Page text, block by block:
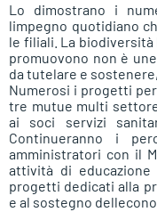
Lo dimostrano i
limpegno quotidiano
le filiali. La biodiversità
promuovono non è
da tutelare e sostenere,
Numerosi i progetti
tre mutue multi
ai soci servizi
Continueranno i
amministratori con il
attività di
progetti dedicati alla
e al sostegno